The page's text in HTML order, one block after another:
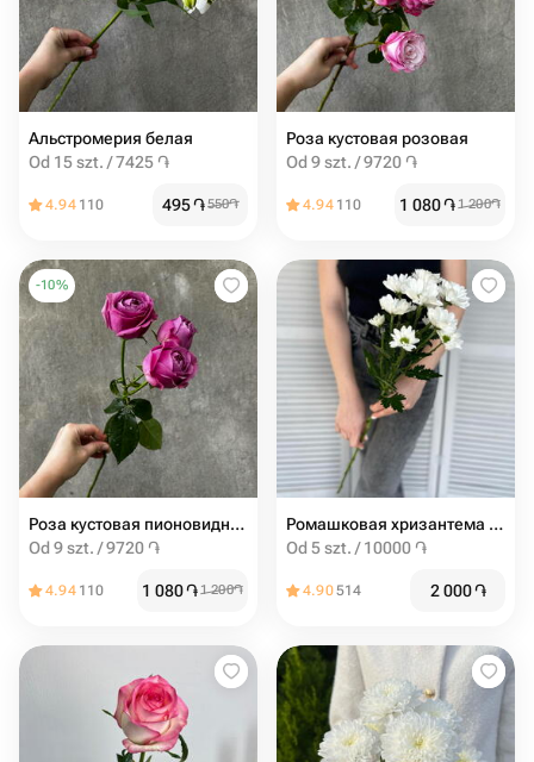
Альстромерия белая
Od 15 szt. / 7425 ֏
4.94 110 495֏550֏
Роза кустовая розовая
Od 9 szt. / 9720 ֏
4.94 110 1 080֏1 200֏
-10%
Роза кустовая пионовидная
Od 9 szt. / 9720 ֏
4.94 110 1 080֏1 200֏
Ромашковая хризантема ( белая )
Od 5 szt. / 10000 ֏
4.90514 2 000֏